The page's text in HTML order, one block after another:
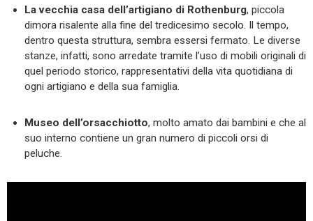
La vecchia casa dell’artigiano di Rothenburg, piccola
dimora risalente alla fine del tredicesimo secolo. Il tempo,
dentro questa struttura, sembra essersi fermato. Le diverse
stanze, infatti, sono arredate tramite l’uso di mobili originali di
quel periodo storico, rappresentativi della vita quotidiana di
ogni artigiano e della sua famiglia.
Museo dell’orsacchiotto, molto amato dai bambini e che al
suo interno contiene un gran numero di piccoli orsi di
peluche.